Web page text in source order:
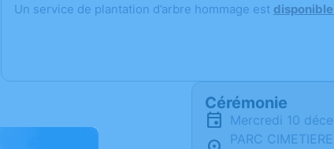
Un service de plantation d’arbre hommage est
Cérémonie
mercredi 10
PARC